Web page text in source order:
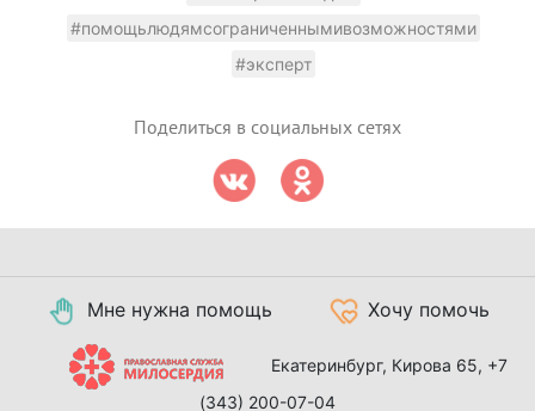
#помощьлюдямсограниченнымивозможностями
#эксперт
Поделиться в социальных сетях
Мне нужна помощь Хочу помочь
Екатеринбург, Кирова 65, +7
(343) 200-07-04